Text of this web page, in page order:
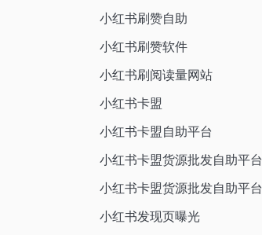
小红书刷赞自助
小红书刷赞软件
小红书刷阅读量网站
小红书卡盟
小红书卡盟自助平台
小红书卡盟货源批发自助平台
小红书卡盟货源批发自助平台
小红书发现页曝光